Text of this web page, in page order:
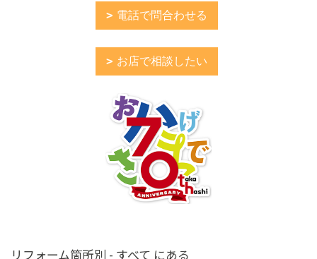
電話で問合わせる
お店で相談したい
リフォーム箇所別 - すべて にある